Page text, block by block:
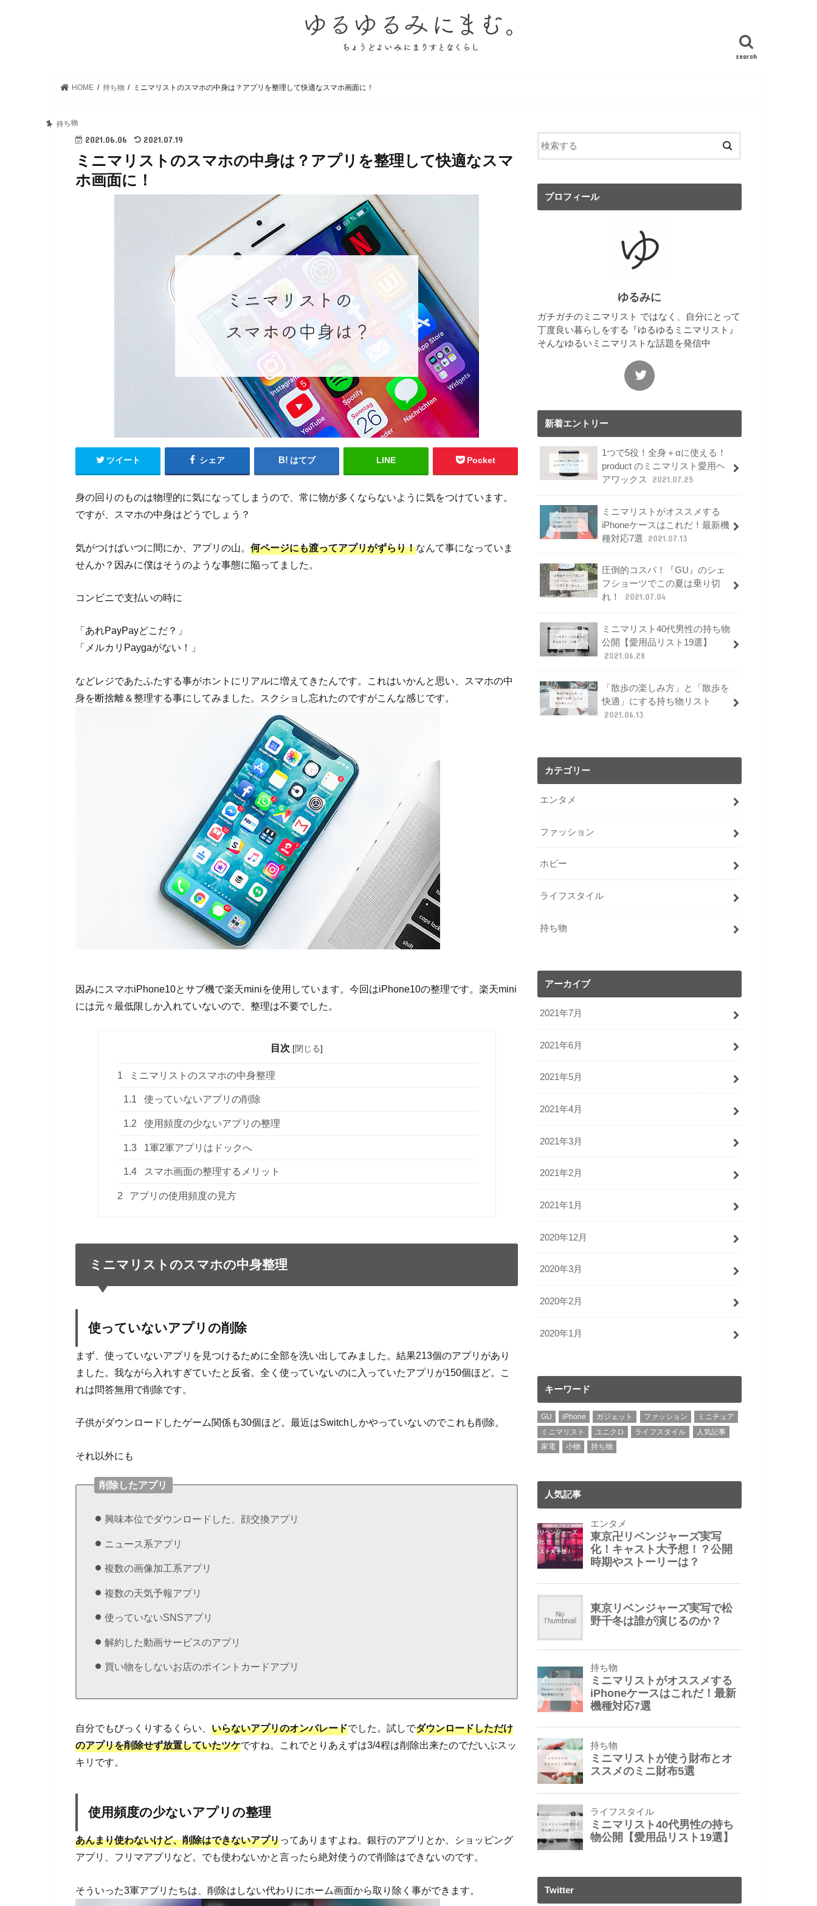
search
HOME 持ち物 ミニマリストのスマホの中身は？アプリを整理して快適なスマホ画面に！
持ち物
2021.06.06 2021.07.19
ミニマリストのスマホの中身は？アプリを整理して快適なスマ
ホ画面に！
ツイート シェア はてブ LINE Pocket
身の回りのものは物理的に気になってしまうので、常に物が多くならないように気をつけています。
ですが、スマホの中身はどうでしょう？
気がつけばいつに間にか、アプリの山。 何ページにも渡ってアプリがずらり！なんて事になっていま
せんか？因みに僕はそうのような事態に陥ってました。
コンビニで支払いの時に
「あれPayPayどこだ？」
「メルカリPaygaがない！」
などレジであたふたする事がホントにリアルに増えてきたんです。これはいかんと思い、スマホの中
身を断捨離＆整理する事にしてみました。スクショし忘れたのですがこんな感じです。
因みにスマホiPhone10とサブ機で楽天miniを使用しています。今回はiPhone10の整理です。楽天mini
には元々最低限しか入れていないので、整理は不要でした。
目次 [閉じる]
1 ミニマリストのスマホの中身整理
1.1 使っていないアプリの削除
1.2 使用頻度の少ないアプリの整理
1.3 1軍2軍アプリはドックへ
1.4 スマホ画面の整理するメリット
2 アプリの使用頻度の見方
ミニマリストのスマホの中身整理
使っていないアプリの削除
まず、使っていないアプリを見つけるために全部を洗い出してみました。結果213個のアプリがあり
ました。我ながら入れすぎていたと反省。全く使っていないのに入っていたアプリが150個ほど。こ
れは問答無用で削除です。
子供がダウンロードしたゲーム関係も30個ほど。最近はSwitchしかやっていないのでこれも削除。
それ以外にも
削除したアプリ
興味本位でダウンロードした、顔交換アプリ
ニュース系アプリ
複数の画像加工系アプリ
複数の天気予報アプリ
使っていないSNSアプリ
解約した動画サービスのアプリ
買い物をしないお店のポイントカードアプリ
自分でもびっくりするくらい、 いらないアプリのオンパレードでした。試しでダウンロードしただけ
のアプリを削除せず放置していたツケですね。これでとりあえずは3/4程は削除出来たのでだいぶスッ
キリです。
使用頻度の少ないアプリの整理
あんまり使わないけど、削除はできないアプリってありますよね。銀行のアプリとか、ショッピング
アプリ、フリマアプリなど。でも使わないかと言ったら絶対使うので削除はできないのです。
そういった3軍アプリたちは、削除はしない代わりにホーム画面から取り除く事ができます。
プロフィール
ゆるみに
ガチガチのミニマリスト ではなく、自分にとって
丁度良い暮らしをする『ゆるゆるミニマリスト』
そんなゆるいミニマリストな話題を発信中
新着エントリー
1つで5役！全身＋αに使える！
product のミニマリスト愛用ヘ
アワックス
2021.07.25
ミニマリストがオススメする
iPhoneケースはこれだ！最新機
種対応7選
2021.07.13
圧倒的コスパ！『GU』のシェ
フショーツでこの夏は乗り切
れ！
2021.07.04
ミニマリスト40代男性の持ち物
公開【愛用品リスト19選】
2021.06.28
「散歩の楽しみ方」と「散歩を
快適」にする持ち物リスト
2021.06.13
カテゴリー
エンタメ
ファッション
ホビー
ライフスタイル
持ち物
アーカイブ
2021年7月
2021年6月
2021年5月
2021年4月
2021年3月
2021年2月
2021年1月
2020年12月
2020年3月
2020年2月
2020年1月
キーワード
GU iPhone ガジェット ファッション
ミニチュア
ミニマリスト
ユニクロ ライフスタイル
人気記事
家電
小物 持ち物
人気記事
Twitter